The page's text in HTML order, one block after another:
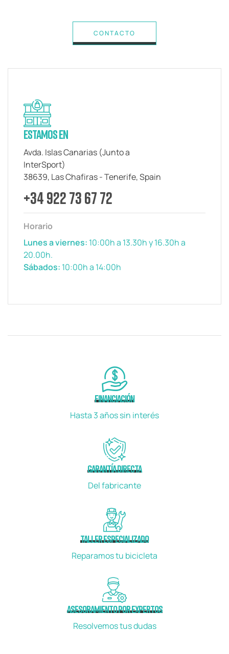
CONTACTO
ESTAMOS EN
Avda. Islas Canarias (Junto a
InterSport)
38639, Las Chafiras - Tenerife, Spain
+34 922 73 67 72
Horario
Lunes a viernes: 10:00h a 13.30h y 16.30h a
20.00h.
Sábados: 10:00h a 14:00h
FINANCIACIÓN
Hasta 3 años sin interés
GARANTÍA DIRECTA
Del fabricante
TALLER ESPECIALIZADO
Reparamos tu bicicleta
ASESORAMIENTO POR EXPERTOS
Resolvemos tus dudas